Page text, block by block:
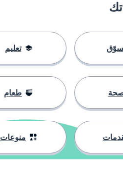
تعليم
طعام
منوعات